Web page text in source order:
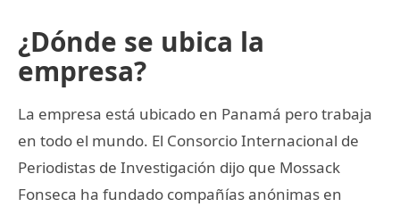
¿Dónde se ubica la
empresa?
La empresa está ubicado en Panamá pero trabaja
en todo el mundo. El Consorcio Internacional de
Periodistas de Investigación dijo que Mossack
Fonseca ha fundado compañías anónimas en